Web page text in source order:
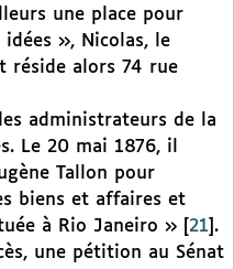
une place pour
», Nicolas, le
réside alors 74 rue
administrateurs de la
Le 20 mai 1876, il
Tallon pour
biens et affaires et
à Rio Janeiro »
21 .
une pétition au Sénat